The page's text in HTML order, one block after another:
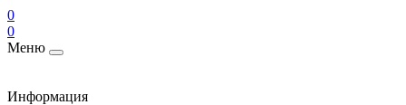
0
0
Меню
Информация